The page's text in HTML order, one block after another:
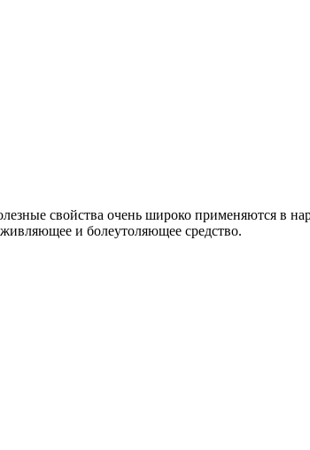
свойства очень широко применяются
и болеутоляющее средство.